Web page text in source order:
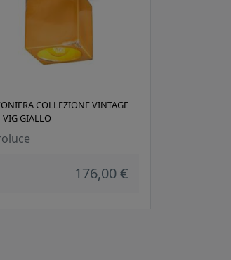
COLLEZIONE VINTAGE
VIG GIALLO
176,00 €